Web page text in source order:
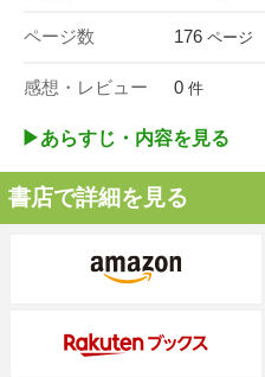
ページ数 176 ページ
感想・レビュー 0 件
▶︎あらすじ・内容を見る
書店で詳細を見る